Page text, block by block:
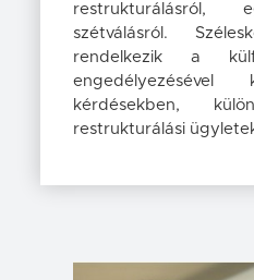
restrukturálásról,
szétválásról.
rendelkezik a
engedélyezésével
kérdésekben,
restrukturálási